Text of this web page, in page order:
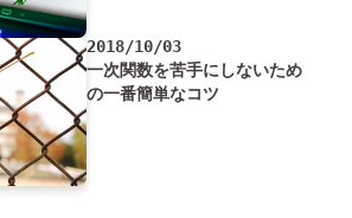
2018/10/03
一次関数を苦手にしないため
の一番簡単なコツ